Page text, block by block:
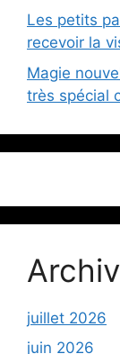
Les petits
recevoir la
Magie
très spécial
juillet 2026
juin 2026